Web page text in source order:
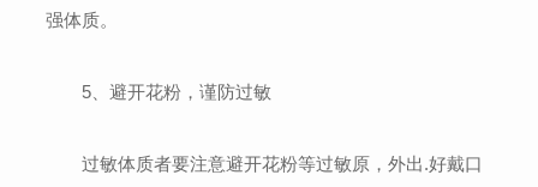
强体质。
5、避开花粉，谨防过敏
过敏体质者要注意避开花粉等过敏原，外出.好戴口